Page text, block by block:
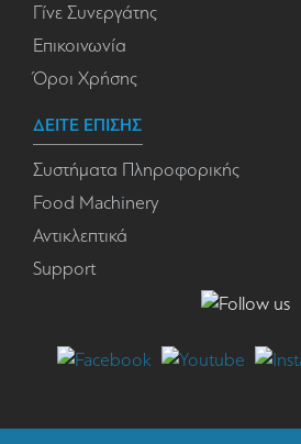
Γίνε Συνεργάτης
Επικοινωνία
Όροι Χρήσης
ΔΕΙΤΕ ΕΠΙΣΗΣ
Συστήματα Πληροφορικής
Food Machinery
Αντικλεπτικά
Support